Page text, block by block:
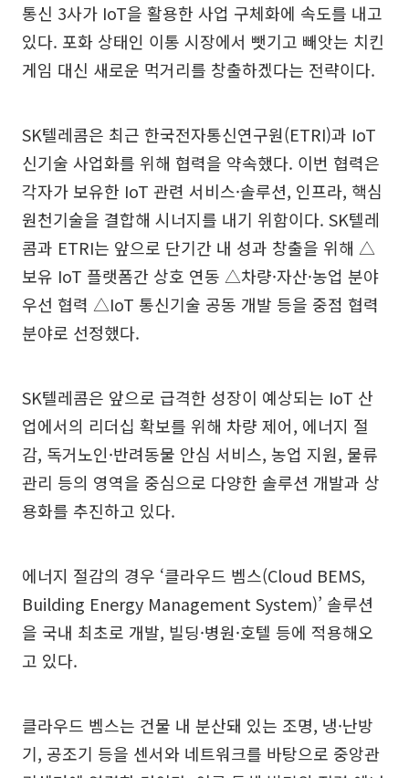
통신 3사가 IoT을 활용한 사업 구체화에 속도를 내고
있다. 포화 상태인 이통 시장에서 뺏기고 빼앗는 치킨
게임 대신 새로운 먹거리를 창출하겠다는 전략이다.
SK텔레콤은 최근 한국전자통신연구원(ETRI)과 IoT
신기술 사업화를 위해 협력을 약속했다. 이번 협력은
각자가 보유한 IoT 관련 서비스·솔루션, 인프라, 핵심
원천기술을 결합해 시너지를 내기 위함이다. SK텔레
콤과 ETRI는 앞으로 단기간 내 성과 창출을 위해 △
보유 IoT 플랫폼간 상호 연동 △차량·자산·농업 분야
우선 협력 △IoT 통신기술 공동 개발 등을 중점 협력
분야로 선정했다.
SK텔레콤은 앞으로 급격한 성장이 예상되는 IoT 산
업에서의 리더십 확보를 위해 차량 제어, 에너지 절
감, 독거노인·반려동물 안심 서비스, 농업 지원, 물류
관리 등의 영역을 중심으로 다양한 솔루션 개발과 상
용화를 추진하고 있다.
에너지 절감의 경우 ‘클라우드 벰스(Cloud BEMS,
Building Energy Management System)’ 솔루션
을 국내 최초로 개발, 빌딩·병원·호텔 등에 적용해오
고 있다.
클라우드 벰스는 건물 내 분산돼 있는 조명, 냉·난방
기, 공조기 등을 센서와 네트워크를 바탕으로 중앙관